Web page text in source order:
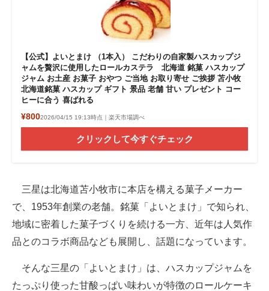
【公式】よいとまけ （1本入） こだわりの自家製ハスカップジ
ャムを贅沢に使用したロールカステラ 北海道 銘菓 ハスカップ
ジャム お土産 お菓子 おやつ ご当地 お取り寄せ ご挨拶 苫小牧
北海道銘菓 ハスカップ ギフト 景品 老舗 甘い プレゼント コー
ヒーに合う 喜ばれる
¥8002026/04/15 19:13時点｜楽天市場調べ
クリックして今すぐチェック
三星は北海道苫小牧市に本店を構える菓子メーカー
で、1953年創業の老舗。銘菓「よいとまけ」で知られ、
地域に密着した菓子づくりを続ける一方、近年は人気作
品とのコラボ商品なども展開し、話題になっています。
そんな三星の「よいとまけ」は、ハスカップジャムを
たっぷり使った甘酸っぱい味わいが特徴のロールケーキ